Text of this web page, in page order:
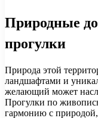
Природные
прогулки
Природа этой
ландшафтами и
желающий может
Прогулки по
гармонию с